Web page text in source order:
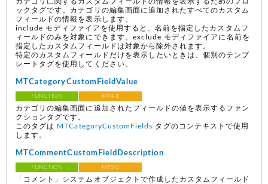
カテゴリに関するカスタムフィールドの情報を表示するためのブロ
ックタグです。カテゴリの編集画面に追加されたすべてのカスタム
フィールドの情報を表示します。
include モディファイアを使用すると、名前を指定したカスタムフ
ィールドのみを対象にできます。exclude モディファイアに名前を
指定したカスタムフィールドは対象から除外されます。
特定のカスタムフィールドだけを表示したいときは、個別のテンプ
レートタグを使用してください。
MTCategoryCustomFieldValue
FUNCTION MT4.1
カテゴリの編集画面に追加されたフィールドの値を表示するファン
クションタグです。
このタグは
MTCategoryCustomFields タグのコンテキストで使用
します。
MTCommentCustomFieldDescription
FUNCTION MT5.0
「コメント」システムオブジェクトで作成したカスタムフィールド